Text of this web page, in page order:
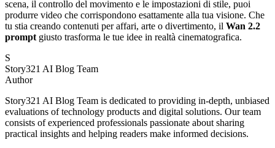
scena, il controllo del movimento e le impostazioni di stile, puoi
produrre video che corrispondono esattamente alla tua visione. Che
tu stia creando contenuti per affari, arte o divertimento, il Wan 2.2
prompt giusto trasforma le tue idee in realtà cinematografica.
S
Story321 AI Blog Team
Author
Story321 AI Blog Team is dedicated to providing in-depth, unbiased
evaluations of technology products and digital solutions. Our team
consists of experienced professionals passionate about sharing
practical insights and helping readers make informed decisions.